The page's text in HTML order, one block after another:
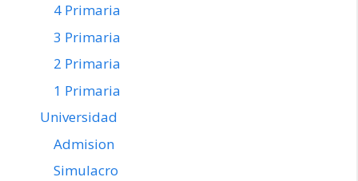
4 Primaria
3 Primaria
2 Primaria
1 Primaria
Universidad
Admision
Simulacro